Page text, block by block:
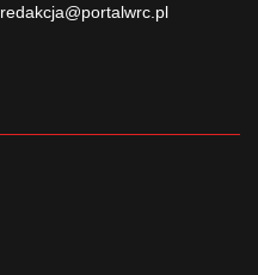
redakcja@portalwrc.pl